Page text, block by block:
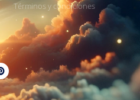
Términos y condiciones